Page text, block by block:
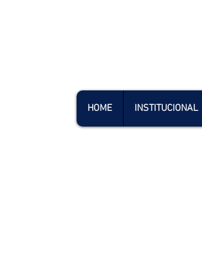
HOME INSTITUCIONAL